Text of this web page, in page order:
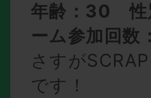
年齢：30 性
ーム参加回数
さすが
です！